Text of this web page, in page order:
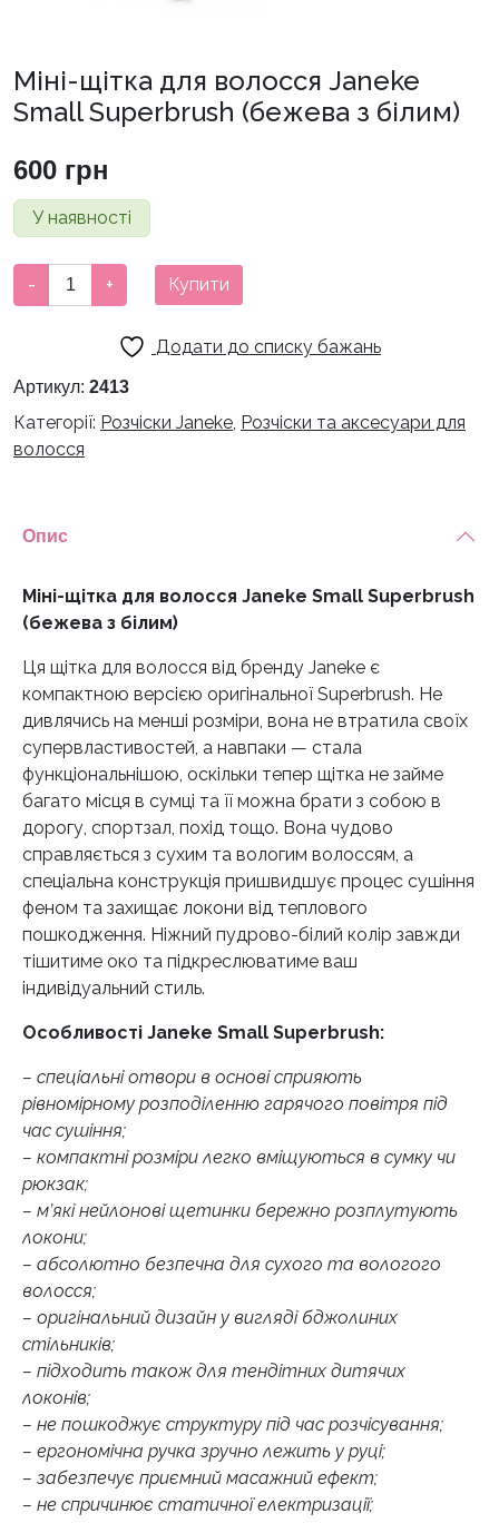
Міні-щітка для волосся Janeke
Small Superbrush (бежева з білим)
600 грн
У наявності
щітка
Janeke
Superbrush
(бежева
кількість
- + Купити
Додати до списку бажань
Артикул: 2413
Категорії: Розчіски Janeke, Розчіски та аксесуари для
волосся
Опис
Міні-щітка для волосся Janeke Small Superbrush
(бежева з білим)
Ця щітка для волосся від бренду Janeke є
компактною версією оригінальної Superbrush. Не
дивлячись на менші розміри, вона не втратила своїх
супервластивостей, а навпаки — стала
функціональнішою, оскільки тепер щітка не займе
багато місця в сумці та її можна брати з собою в
дорогу, спортзал, похід тощо. Вона чудово
справляється з сухим та вологим волоссям, а
спеціальна конструкція пришвидшує процес сушіння
феном та захищає локони від теплового
пошкодження. Ніжний пудрово-білий колір завжди
тішитиме око та підкреслюватиме ваш
індивідуальний стиль.
Особливості Janeke Small Superbrush:
– спеціальні отвори в основі сприяють
рівномірному розподіленню гарячого повітря під
час сушіння;
– компактні розміри легко вміщуються в сумку чи
рюкзак;
– м’які нейлонові щетинки бережно розплутують
локони;
– абсолютно безпечна для сухого та вологого
волосся;
– оригінальний дизайн у вигляді бджолиних
стільників;
– підходить також для тендітних дитячих
локонів;
– не пошкоджує структуру під час розчісування;
– ергономічна ручка зручно лежить у руці;
– забезпечує приємний масажний ефект;
– не спричинює статичної електризації;